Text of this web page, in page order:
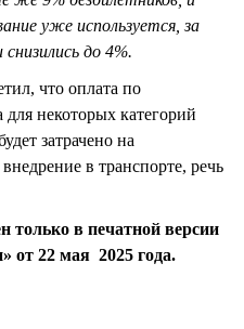
уже используется, за
до 4%.
что оплата по
некоторых категорий
затрачено на
в транспорте, речь
только в печатной версии
от 22 мая 2025 года.